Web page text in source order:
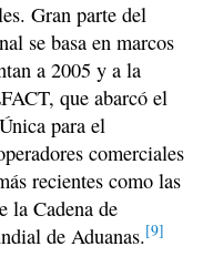
Gran parte del
se basa en marcos
a 2005 y a la
que abarcó el
para el
comerciales
recientes como las
la Cadena de
de Aduanas.[9]